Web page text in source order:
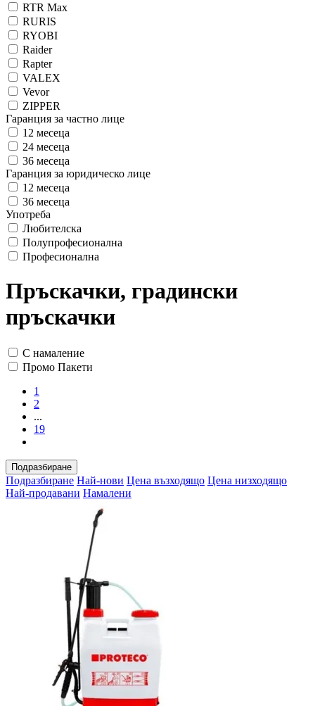
RTR Max
RURIS
RYOBI
Raider
Rapter
VALEX
Vevor
ZIPPER
Гаранция за частно лице
12 месеца
24 месеца
36 месеца
Гаранция за юридическо лице
12 месеца
36 месеца
Употреба
Любителска
Полупрофесионална
Професионална
Пръскачки, градински
пръскачки
С намаление
Промо Пакети
1
2
...
19
Подразбиране
Подразбиране Най-нови Цена възходящо Цена низходящо
Най-продавани Намалени